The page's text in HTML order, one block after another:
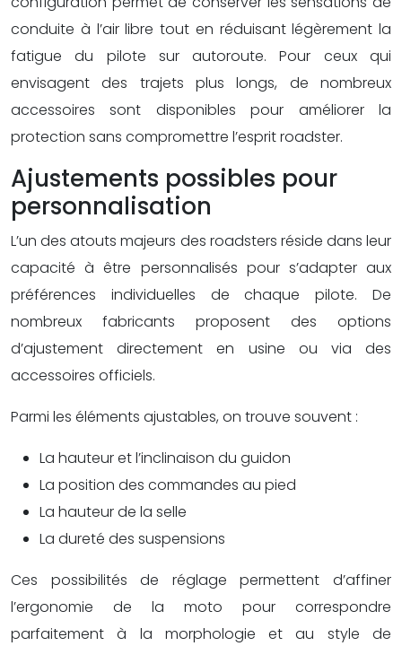
conduite à l’air libre tout en réduisant légèrement la
fatigue du pilote sur autoroute. Pour ceux qui
envisagent des trajets plus longs, de nombreux
accessoires sont disponibles pour améliorer la
protection sans compromettre l’esprit roadster.
Ajustements possibles pour
personnalisation
L’un des atouts majeurs des roadsters réside dans leur
capacité à être personnalisés pour s’adapter aux
préférences individuelles de chaque pilote. De
nombreux fabricants proposent des options
d’ajustement directement en usine ou via des
accessoires officiels.
Parmi les éléments ajustables, on trouve souvent :
La hauteur et l’inclinaison du guidon
La position des commandes au pied
La hauteur de la selle
La dureté des suspensions
Ces possibilités de réglage permettent d’affiner
l’ergonomie de la moto pour correspondre
parfaitement à la morphologie et au style de